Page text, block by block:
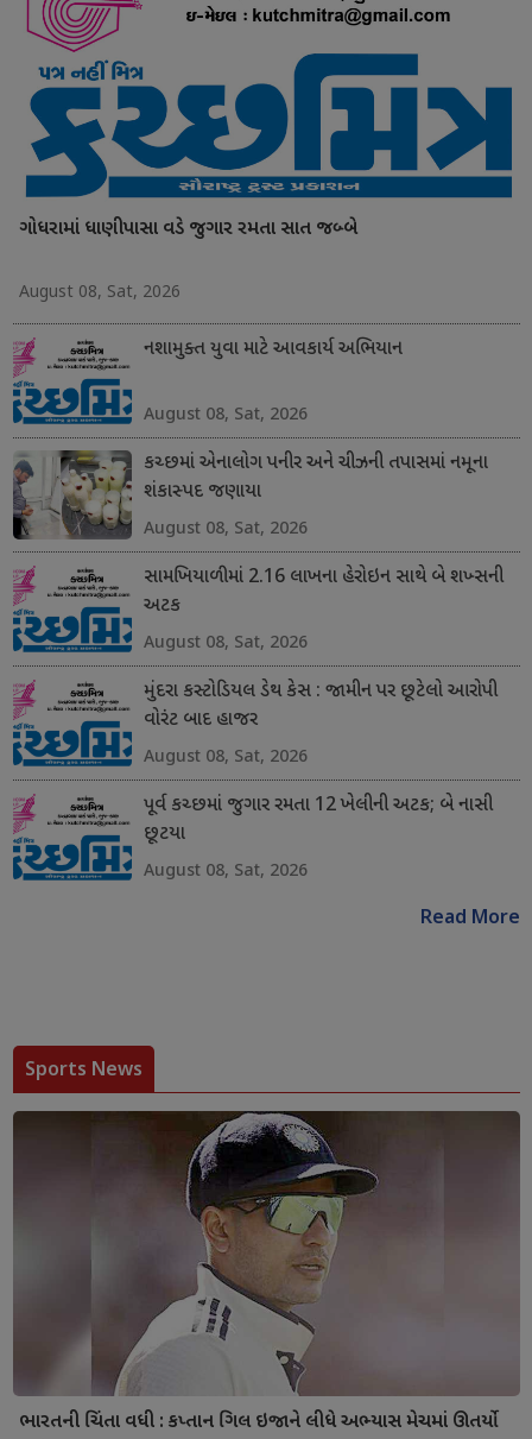
ગોધરામાં ધાણીપાસા વડે જુગાર રમતા સાત જબ્બે
August 08, Sat, 2026
નશામુક્ત યુવા માટે આવકાર્ય અભિયાન
August 08, Sat, 2026
કચ્છમાં એનાલોગ પનીર અને ચીઝની તપાસમાં નમૂના
શંકાસ્પદ જણાયા
August 08, Sat, 2026
સામખિયાળીમાં 2.16 લાખના હેરોઇન સાથે બે શખ્સની
અટક
August 08, Sat, 2026
મુંદરા કસ્ટોડિયલ ડેથ કેસ : જામીન પર છૂટેલો આરોપી
વોરંટ બાદ હાજર
August 08, Sat, 2026
પૂર્વ કચ્છમાં જુગાર રમતા 12 ખેલીની અટક; બે નાસી
છૂટયા
August 08, Sat, 2026
Read More
Sports News
ભારતની ચિંતા વધી : કપ્તાન ગિલ ઇજાને લીધે અભ્યાસ મેચમાં ઊતર્યો